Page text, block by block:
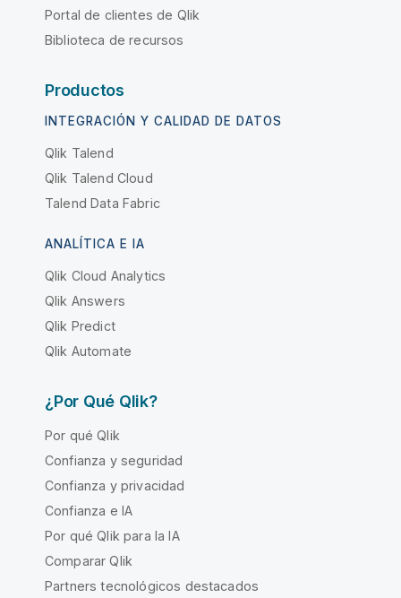
Portal de clientes de Qlik
Biblioteca de recursos
Productos
INTEGRACIÓN Y CALIDAD DE DATOS
Qlik Talend
Qlik Talend Cloud
Talend Data Fabric
ANALÍTICA E IA
Qlik Cloud Analytics
Qlik Answers
Qlik Predict
Qlik Automate
¿Por Qué Qlik?
Por qué Qlik
Confianza y seguridad
Confianza y privacidad
Confianza e IA
Por qué Qlik para la IA
Comparar Qlik
Partners tecnológicos destacados